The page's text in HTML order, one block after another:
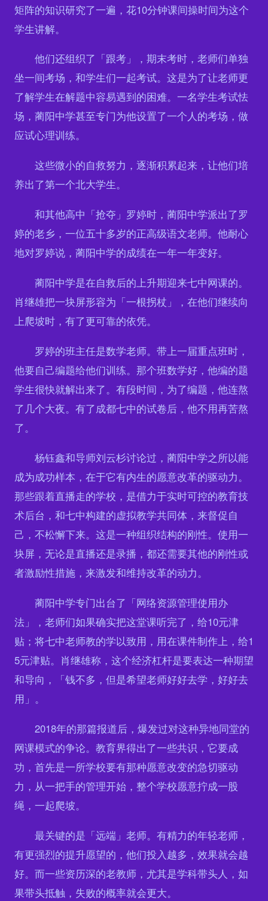
矩阵的知识研究了一遍，花10分钟课间操时间为这个
学生讲解。
他们还组织了「跟考」，期末考时，老师们单独
坐一间考场，和学生们一起考试。这是为了让老师更
了解学生在解题中容易遇到的困难。一名学生考试怯
场，蔺阳中学甚至专门为他设置了一个人的考场，做
应试心理训练。
这些微小的自救努力，逐渐积累起来，让他们培
养出了第一个北大学生。
和其他高中「抢夺」罗婷时，蔺阳中学派出了罗
婷的老乡，一位五十多岁的正高级语文老师。他耐心
地对罗婷说，蔺阳中学的成绩在一年一年变好。
蔺阳中学是在自救后的上升期迎来七中网课的。
肖继雄把一块屏形容为「一根拐杖」，在他们继续向
上爬坡时，有了更可靠的依凭。
罗婷的班主任是数学老师。带上一届重点班时，
他要自己编题给他们训练。那个班数学好，他编的题
学生很快就解出来了。有段时间，为了编题，他连熬
了几个大夜。有了成都七中的试卷后，他不用再苦熬
了。
杨钰鑫和导师刘云杉讨论过，蔺阳中学之所以能
成为成功样本，在于它有内生的愿意改革的驱动力。
那些跟着直播走的学校，是借力于实时可控的教育技
术后台，和七中构建的虚拟教学共同体，来督促自
己，不松懈下来。这是一种组织结构的刚性。使用一
块屏，无论是直播还是录播，都还需要其他的刚性或
者激励性措施，来激发和维持改革的动力。
蔺阳中学专门出台了「网络资源管理使用办
法」，老师们如果确实把这堂课听完了，给10元津
贴；将七中老师教的学以致用，用在课件制作上，给1
5元津贴。肖继雄称，这个经济杠杆是要表达一种期望
和导向，「钱不多，但是希望老师好好去学，好好去
用」。
2018年的那篇报道后，爆发过对这种异地同堂的
网课模式的争论。教育界得出了一些共识，它要成
功，首先是一所学校要有那种愿意改变的急切驱动
力，从一把手的管理开始，整个学校愿意拧成一股
绳，一起爬坡。
最关键的是「远端」老师。有精力的年轻老师，
有更强烈的提升愿望的，他们投入越多，效果就会越
好。而一些资历深的老教师，尤其是学科带头人，如
果带头抵触，失败的概率就会更大。